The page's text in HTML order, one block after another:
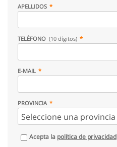
APELLIDOS
TELÉFONO (10 dígitos)
E-MAIL
PROVINCIA
Acepta la política de privacidad